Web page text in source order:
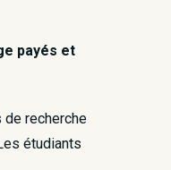
payés et
recherche
étudiants